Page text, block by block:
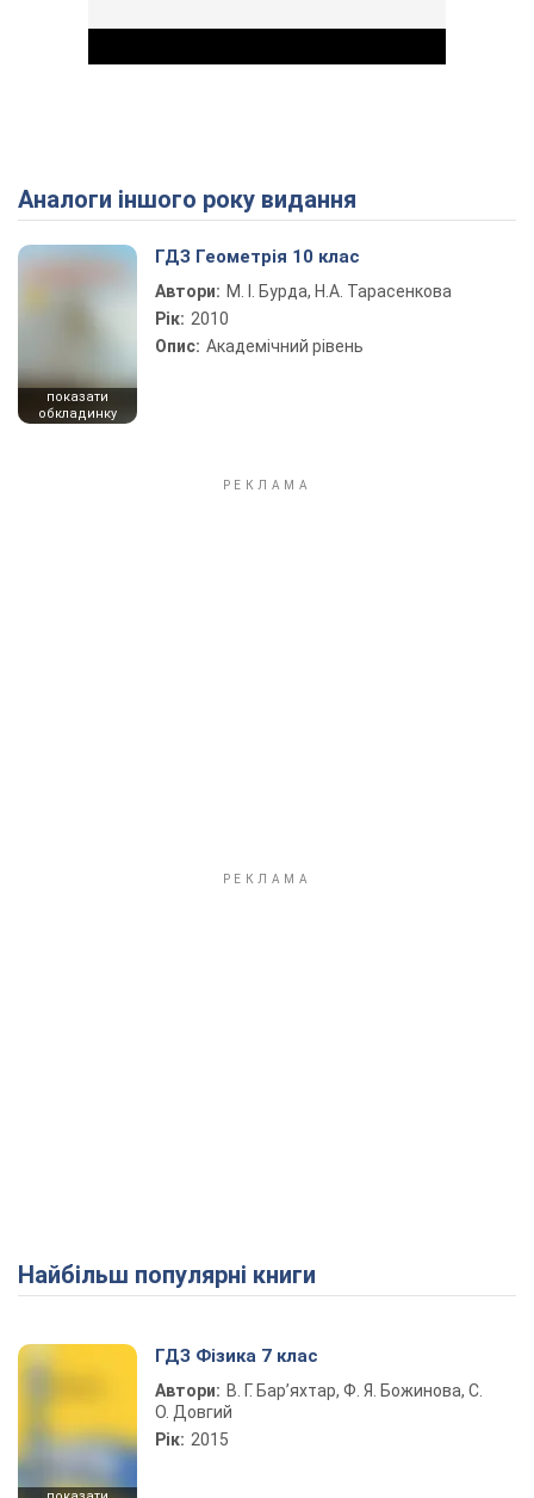
Play Video
Аналоги іншого року видання
показати
обкладинку
ГДЗ Геометрія 10 клас
Автори: М. І. Бурда, Н.А. Тарасенкова
Рік: 2010
Опис: Академічний рівень
Найбільш популярні книги
ГДЗ Фізика 7 клас
Автори: В. Г. Бар’яхтар, Ф. Я. Божинова, С.
О. Довгий
Рік: 2015